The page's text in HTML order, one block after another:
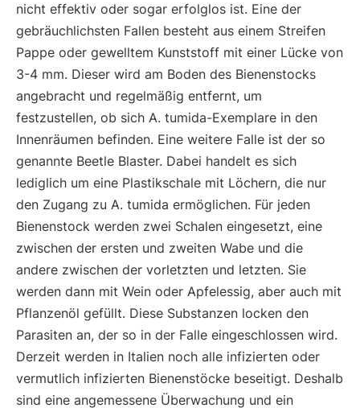
nicht effektiv oder sogar erfolglos ist. Eine der
gebräuchlichsten Fallen besteht aus einem Streifen
Pappe oder gewelltem Kunststoff mit einer Lücke von
3-4 mm. Dieser wird am Boden des Bienenstocks
angebracht und regelmäßig entfernt, um
festzustellen, ob sich A. tumida-Exemplare in den
Innenräumen befinden. Eine weitere Falle ist der so
genannte Beetle Blaster. Dabei handelt es sich
lediglich um eine Plastikschale mit Löchern, die nur
den Zugang zu A. tumida ermöglichen. Für jeden
Bienenstock werden zwei Schalen eingesetzt, eine
zwischen der ersten und zweiten Wabe und die
andere zwischen der vorletzten und letzten. Sie
werden dann mit Wein oder Apfelessig, aber auch mit
Pflanzenöl gefüllt. Diese Substanzen locken den
Parasiten an, der so in der Falle eingeschlossen wird.
Derzeit werden in Italien noch alle infizierten oder
vermutlich infizierten Bienenstöcke beseitigt. Deshalb
sind eine angemessene Überwachung und ein